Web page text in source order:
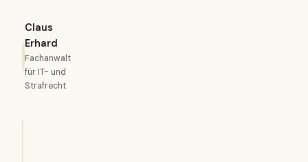
Claus
Erhard
Fachanwalt
für IT- und
Strafrecht